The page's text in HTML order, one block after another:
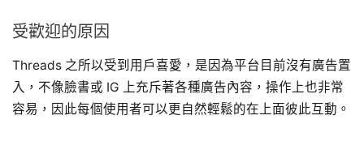
受歡迎的原因
Threads 之所以受到用戶喜愛，是因為平台目前沒有廣告置
入，不像臉書或 IG 上充斥著各種廣告內容，操作上也非常
容易，因此每個使用者可以更自然輕鬆的在上面彼此互動。